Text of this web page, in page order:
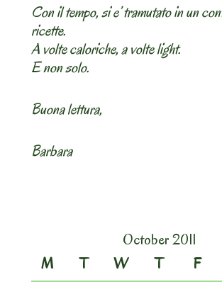
Con il tempo, si e’ tramutato in un
ricette.
A volte caloriche, a volte light.
E non solo.
Buona lettura,
Barbara
October 2011
M
T W T F